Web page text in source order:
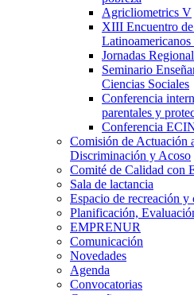
Agricliometrics V
XIII Encuentro
Jornadas
Seminario
Ciencias Sociales
Conferencia
parentales y
Conferencia
Comisión de Actuación
Discriminación y Acoso
Comité de Calidad con
Sala de lactancia
Espacio de recreación y
Planificación,
EMPRENUR
Comunicación
Novedades
Agenda
Convocatorias